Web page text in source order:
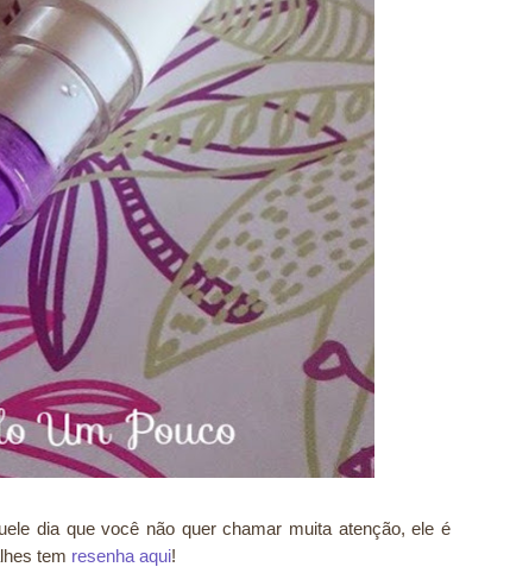
dia que você não quer chamar muita atenção, ele é
tem resenha aqui!